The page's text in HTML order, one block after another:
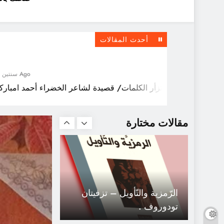
أحدث المقالات
تزأر الكلمات/ قصيدة لشاعر الخضراء أحمد امباركي
مقالات مختارة
الجرح واحد
الرّمزية والتّأويل – تزفيتان
تودوروف .